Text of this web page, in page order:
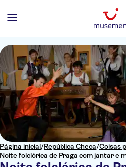
Página inicial/República Checa/Coisas
Noite folclórica de Praga com jantar e